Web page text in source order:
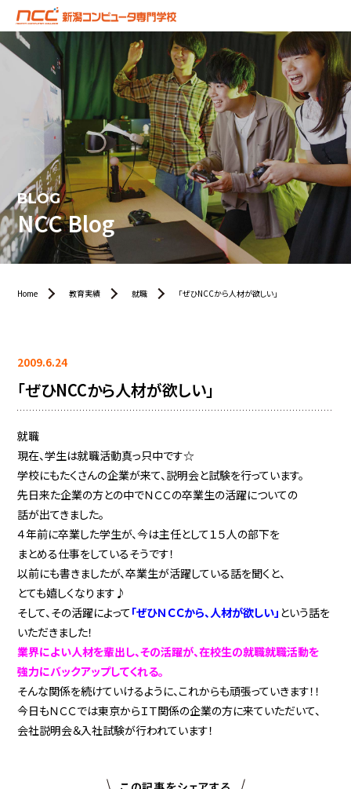
BLOG
NCC Blog
Home 教育実績 就職 「ぜひNCCから人材が欲しい」
2009.6.24
「ぜひNCCから人材が欲しい」
就職
現在、学生は就職活動真っ只中です☆
学校にもたくさんの企業が来て、説明会と試験を行っています。
先日来た企業の方との中でＮＣＣの卒業生の活躍についての
話が出てきました。
４年前に卒業した学生が、今は主任として１５人の部下を
まとめる仕事をしているそうです！
以前にも書きましたが、卒業生が活躍している話を聞くと、
とても嬉しくなります♪
そして、その活躍によって 「ぜひＮＣＣから、人材が欲しい」 という話を
いただきました！
業界によい人材を輩出し、その活躍が、在校生の就職就職活動を
強力にバックアップしてくれる。
そんな関係を続けていけるように、これからも頑張っていきます！！
今日もＮＣＣでは東京からＩＴ関係の企業の方に来ていただいて、
会社説明会＆入社試験が行われています！